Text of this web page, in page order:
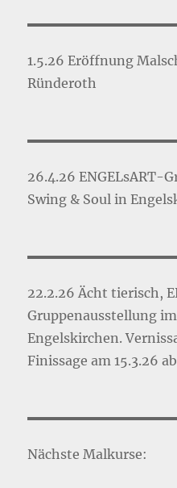
1.5.26 Eröffnung
Ründeroth
26.4.26 ENGELsART-
Swing & Soul in
22.2.26 Ächt tierisch,
Gruppenausstellung
Engelskirchen.
Finissage am 15.3.26
Nächste Malkurse: